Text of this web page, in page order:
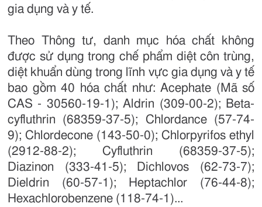
gia dụng và y tế.
Theo Thông tư, danh mục hóa chất không
được sử dụng trong chế phẩm diệt côn trùng,
diệt khuẩn dùng trong lĩnh vực gia dụng và y tế
bao gồm 40 hóa chất như: Acephate (Mã số
CAS - 30560-19-1); Aldrin (309-00-2); Beta-
cyfluthrin (68359-37-5); Chlordance (57-74-
9); Chlordecone (143-50-0); Chlorpyrifos ethyl
(2912-88-2); Cyfluthrin (68359-37-5);
Diazinon (333-41-5); Dichlovos (62-73-7);
Dieldrin (60-57-1); Heptachlor (76-44-8);
Hexachlorobenzene (118-74-1)...